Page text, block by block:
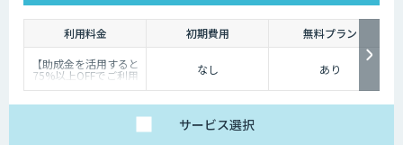
利用料金 初期費用
無料プラン
【助成金を活用すると
75%以上OFFでご利用
可能です】
まずはお気軽にお問い
なし あり
サービス選択